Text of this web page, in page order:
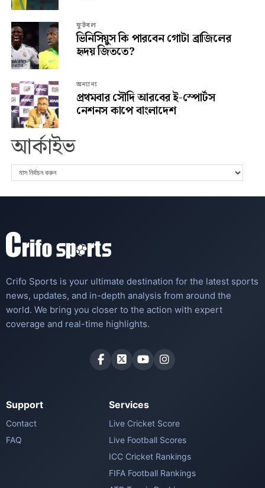
ফুটবল
ভিনিসিয়ুস কি পারবেন গোটা ব্রাজিলের
হৃদয় জিততে?
অন্যান্য
প্রথমবার সৌদি আরবের ই-স্পোর্টস
নেশনস কাপে বাংলাদেশ
আর্কাইভ
Crifo Sports is your ultimate destination for the latest sports
news, updates, and in-depth analysis from around the
world. We bring you closer to the action with expert
coverage and real-time highlights.
Support
Contact
FAQ
Services
Live Cricket Score
Live Football Scores
ICC Cricket Rankings
FIFA Football Rankings